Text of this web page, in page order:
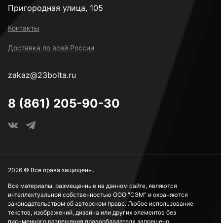
Пригородная улица, 105
Контакты
Доставка по всей России
zakaz@23bolta.ru
8 (861) 205-90-30
Все материалы, размещенные на данном сайте, являются
интеллектуальной собственностью ООО "СЭМ" и охраняются
законодательством об авторском праве. Любое использование
текстов, изображений, дизайна или других элементов без
письменного разрешения правообладателя запрещено.
2026 © Все права защищены.